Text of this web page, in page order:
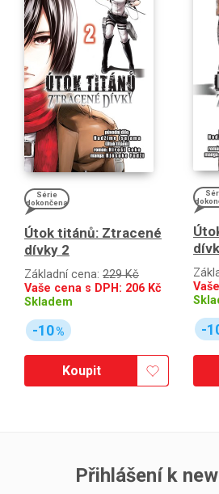
Série
dokončena
Útok titánů: Ztracené
dívky 2
Základní cena: 229 Kč
Vaše cena s DPH: 206 Kč
Skladem
-10%
Koupit
-
Přihlášení k